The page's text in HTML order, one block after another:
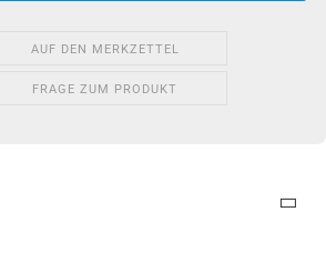
AUF DEN MERKZETTEL
FRAGE ZUM PRODUKT